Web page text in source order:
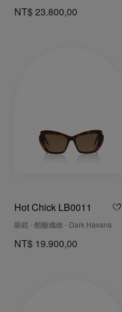
NT$ 23.800,00
Hot Chick LB0011
眼鏡 - 醋酸纖維 - Dark Havana
NT$ 19.900,00